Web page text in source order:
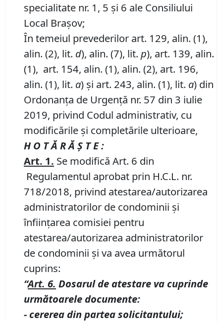
specialitate nr. 1, 5 și 6 ale Consiliului
Local Brașov;
În temeiul prevederilor art. 129, alin. (1),
alin. (2), lit. d), alin. (7), lit. p), art. 139, alin.
(1), art. 154, alin. (1), alin. (2), art. 196,
alin. (1), lit. a) și art. 243, alin. (1), lit. a) din
Ordonanța de Urgență nr. 57 din 3 iulie
2019, privind Codul administrativ, cu
modificările și completările ulterioare,
H O T Ă R Ă Ş T E :
Art. 1. Se modifică Art. 6 din
Regulamentul aprobat prin H.C.L. nr.
718/2018, privind atestarea/autorizarea
administratorilor de condominii şi
înfiinţarea comisiei pentru
atestarea/autorizarea administratorilor
de condominii şi va avea următorul
cuprins:
“Art. 6. Dosarul de atestare va cuprinde
următoarele documente:
- cererea din partea solicitantului;